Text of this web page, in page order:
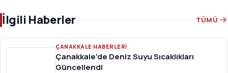
İlgili Haberler TÜMÜ
ÇANAKKALE HABERLERI
Çanakkale'de Deniz Suyu Sıcaklıkları
Güncellendi